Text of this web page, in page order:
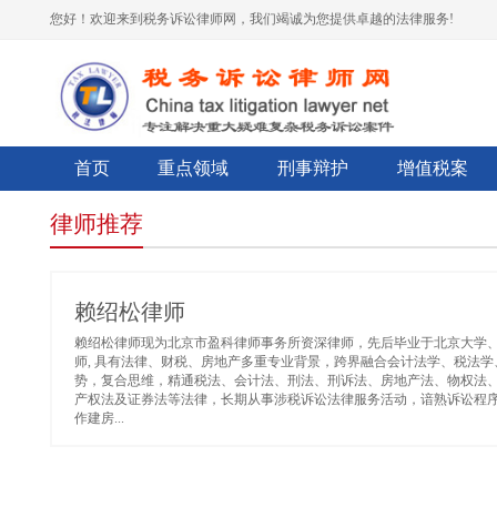
您好！欢迎来到税务诉讼律师网，我们竭诚为您提供卓越的法律服务!
首页 重点领域 刑事辩护 增值税案
律师推荐
赖绍松律师
赖绍松律师现为北京市盈科律师事务所资深律师，先后毕业于北京大
师, 具有法律、财税、房地产多重专业背景，跨界融合会计法学、税法
势，复合思维，精通税法、会计法、刑法、刑诉法、房地产法、物权
产权法及证券法等法律，长期从事涉税诉讼法律服务活动，谙熟诉讼
作建房...